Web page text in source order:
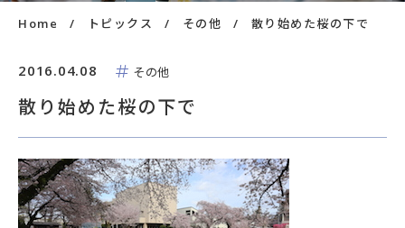
入学・転入情報
放課後クラブ
Facebook
Home トピックス その他 散り始めた桜の下で
2016.04.08 その他
散り始めた桜の下で